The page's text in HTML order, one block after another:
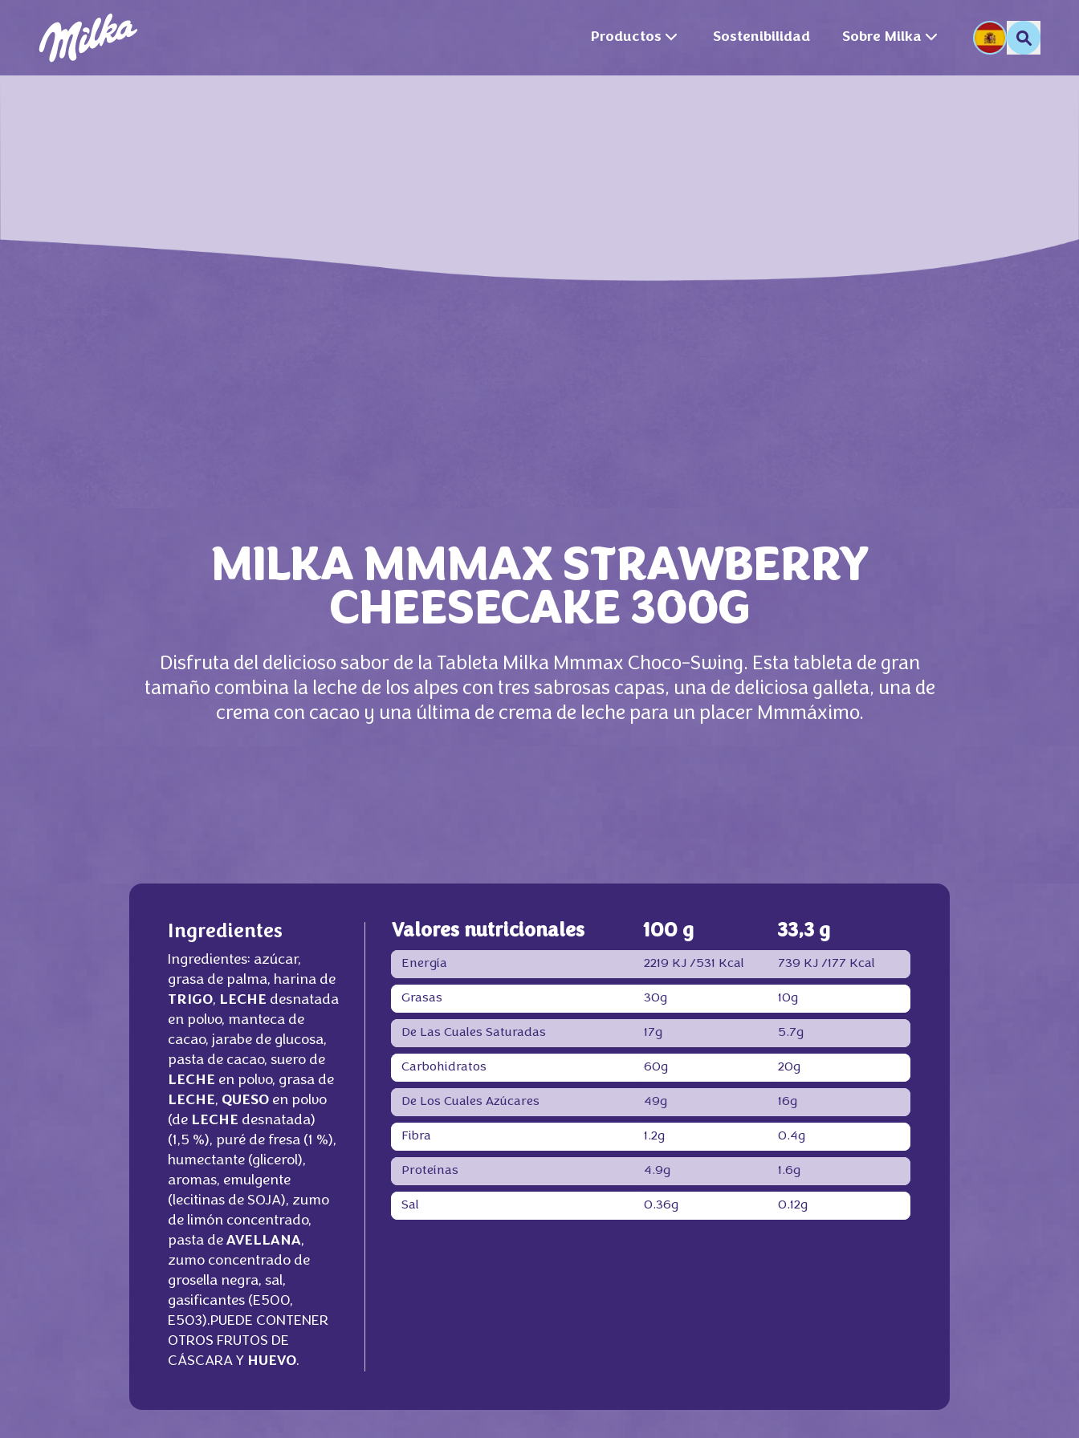
Productos Sostenibilidad Sobre Milka
MILKA MMMAX STRAWBERRY
CHEESECAKE 300G
Disfruta del delicioso sabor de la Tableta Milka Mmmax Choco-Swing. Esta tableta de gran
tamaño combina la leche de los alpes con tres sabrosas capas, una de deliciosa galleta, una de
crema con cacao y una última de crema de leche para un placer Mmmáximo.
Ingredientes
Ingredientes: azúcar,
grasa de palma, harina de
TRIGO, LECHE desnatada
en polvo, manteca de
cacao, jarabe de glucosa,
pasta de cacao, suero de
LECHE en polvo, grasa de
LECHE, QUESO en polvo
(de LECHE desnatada)
(1,5 %), puré de fresa (1 %),
humectante (glicerol),
aromas, emulgente
(lecitinas de SOJA), zumo
de limón concentrado,
pasta de AVELLANA,
zumo concentrado de
grosella negra, sal,
gasificantes (E500,
E503).PUEDE CONTENER
OTROS FRUTOS DE
CÁSCARA Y HUEVO.
Valores nutricionales 100 g 33,3 g
Energía 2219 KJ /531 Kcal 739 KJ /177 Kcal
Grasas 30g 10g
De Las Cuales Saturadas 17g 5.7g
Carbohidratos 60g 20g
De Los Cuales Azúcares 49g 16g
Fibra 1.2g 0.4g
Proteínas 4.9g 1.6g
Sal 0.36g 0.12g